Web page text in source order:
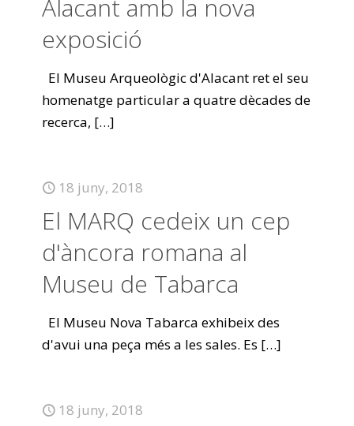
Alacant amb la nova
exposició
El Museu Arqueològic d'Alacant ret el seu
homenatge particular a quatre dècades de
recerca, […]
18 juny, 2018
El MARQ cedeix un cep
d'àncora romana al
Museu de Tabarca
El Museu Nova Tabarca exhibeix des
d'avui una peça més a les sales. Es […]
18 juny, 2018